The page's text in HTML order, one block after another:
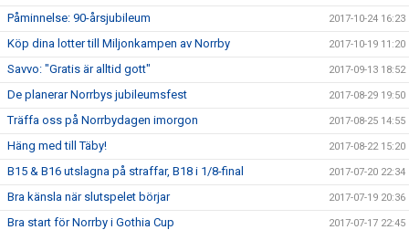
Påminnelse: 90-årsjubileum 2017-10-24 16:23
Köp dina lotter till Miljonkampen av Norrby 2017-10-19 11:20
Savvo: "Gratis är alltid gott" 2017-09-13 18:52
De planerar Norrbys jubileumsfest 2017-08-29 19:50
Träffa oss på Norrbydagen imorgon 2017-08-25 14:55
Häng med till Täby! 2017-08-22 15:20
B15 & B16 utslagna på straffar, B18 i 1/8-final 2017-07-20 22:34
Bra känsla när slutspelet börjar 2017-07-19 20:36
Bra start för Norrby i Gothia Cup 2017-07-17 22:45